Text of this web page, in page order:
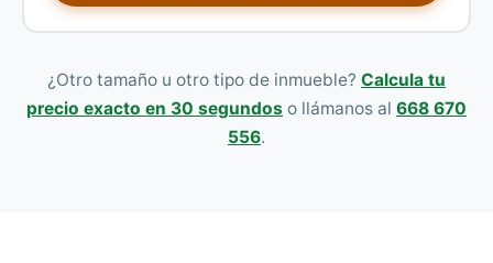
¿Otro tamaño u otro tipo de inmueble? Calcula tu
precio exacto en 30 segundos o llámanos al 668 670
556.